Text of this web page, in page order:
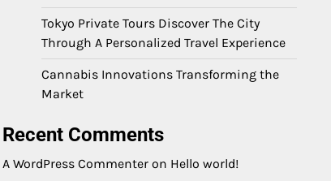
Tokyo Private Tours Discover The City
Through A Personalized Travel Experience
Cannabis Innovations Transforming the
Market
Recent Comments
A WordPress Commenter on Hello world!